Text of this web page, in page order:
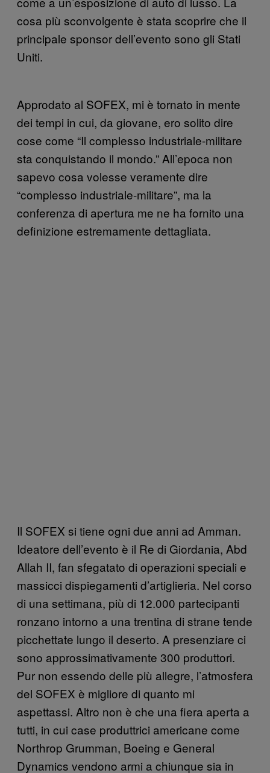
cosa più sconvolgente è stata scoprire che il
principale sponsor dell’evento sono gli Stati
Uniti.
Approdato al SOFEX, mi è tornato in mente
dei tempi in cui, da giovane, ero solito dire
cose come “Il complesso industriale-militare
sta conquistando il mondo.” All’epoca non
sapevo cosa volesse veramente dire
“complesso industriale-militare”, ma la
conferenza di apertura me ne ha fornito una
definizione estremamente dettagliata.
Il SOFEX si tiene ogni due anni ad Amman.
Ideatore dell’evento è il Re di Giordania, Abd
Allah II, fan sfegatato di operazioni speciali e
massicci dispiegamenti d’artiglieria. Nel corso
di una settimana, più di 12.000 partecipanti
ronzano intorno a una trentina di strane tende
picchettate lungo il deserto. A presenziare ci
sono approssimativamente 300 produttori.
Pur non essendo delle più allegre, l’atmosfera
del SOFEX è migliore di quanto mi
aspettassi. Altro non è che una fiera aperta a
tutti, in cui case produttrici americane come
Northrop Grumman, Boeing e General
Dynamics vendono armi a chiunque sia in